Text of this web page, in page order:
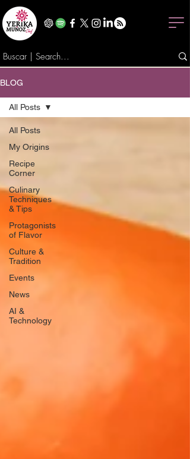
BLOG
All Posts
My Origins
Recipe
Corner
Culinary
Techniques
& Tips
Protagonists
of Flavor
Culture &
Tradition
Events
News
AI &
Technology
All Posts